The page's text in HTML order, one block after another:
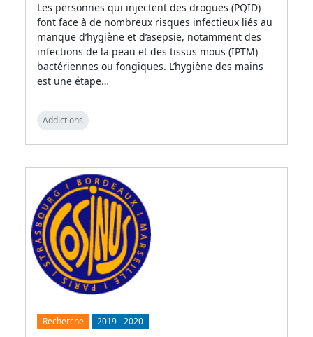
Les personnes qui injectent des drogues (PQID)
font face à de nombreux risques infectieux liés au
manque d’hygiène et d’asepsie, notamment des
infections de la peau et des tissus mous (IPTM)
bactériennes ou fongiques. L’hygiène des mains
est une étape…
Addictions
Recherche 2019-2020